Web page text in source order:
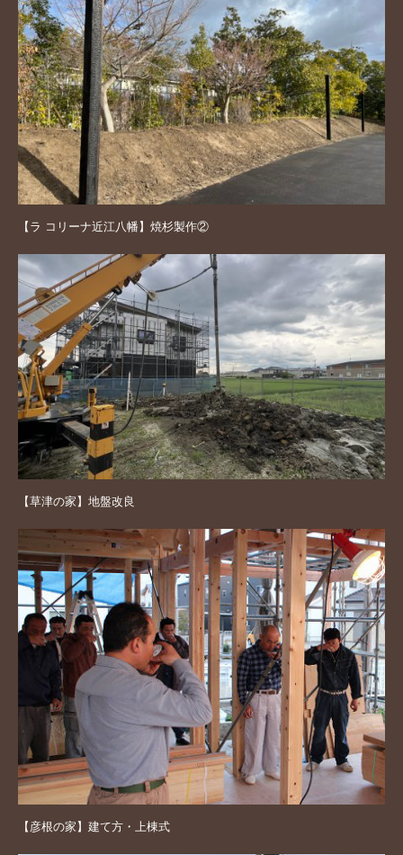
【ラ コリーナ近江八幡】焼杉製作②
【草津の家】地盤改良
【彦根の家】建て方・上棟式